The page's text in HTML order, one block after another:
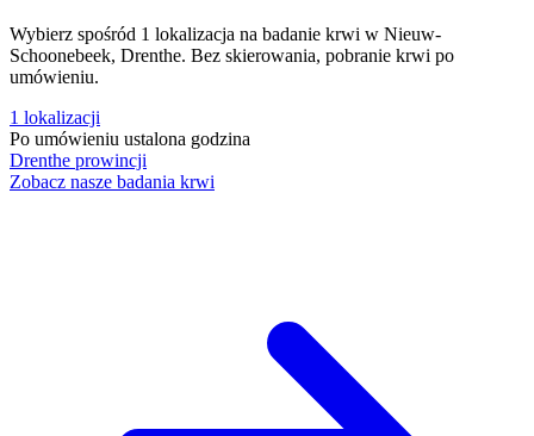
Wybierz spośród 1 lokalizacja na badanie krwi w Nieuw-
Schoonebeek, Drenthe. Bez skierowania, pobranie krwi po
umówieniu.
1 lokalizacji
Po umówieniu ustalona godzina
Drenthe prowincji
Zobacz nasze badania krwi